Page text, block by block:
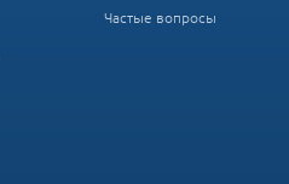
Частые вопросы